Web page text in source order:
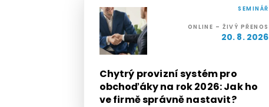
Chytrý provizní systém pro
obchoďáky na rok 2026: Jak ho
ve firmě správně nastavit?
SEMINÁŘ
ONLINE – ŽIVÝ PŘENOS
20. 8. 2026